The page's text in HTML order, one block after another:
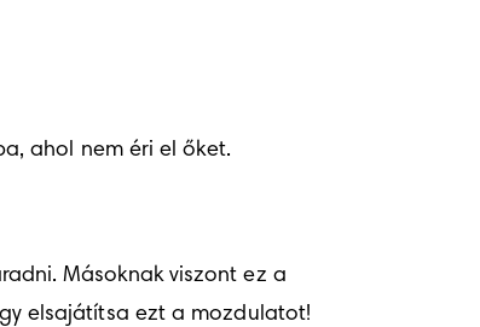
ahol nem éri el őket.
Másoknak viszont ez a
elsajátítsa ezt a mozdulatot!